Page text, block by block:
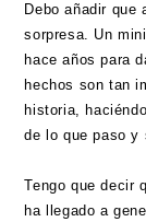
Debo añadir que
sorpresa. Un
hace años para
hechos son tan
historia,
de lo que paso y
Tengo que decir
ha llegado a